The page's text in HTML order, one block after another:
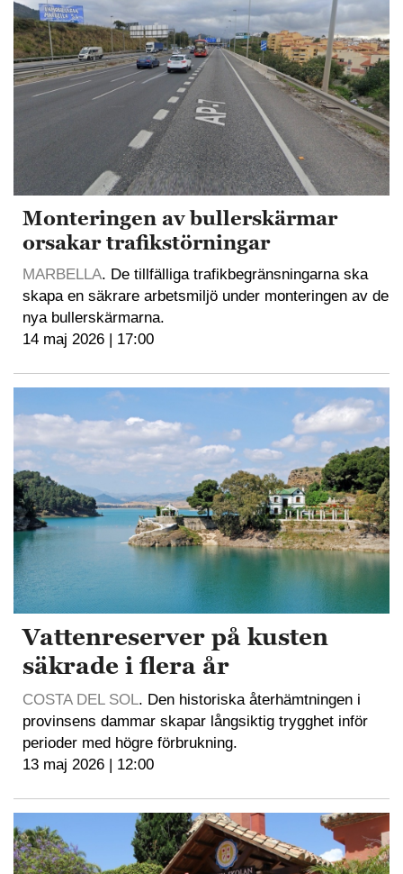
Monteringen av bullerskärmar
orsakar trafikstörningar
MARBELLA. De tillfälliga trafikbegränsningarna ska
skapa en säkrare arbetsmiljö under monteringen av de
nya bullerskärmarna.
14 maj 2026 | 17:00
Vattenreserver på kusten
säkrade i flera år
COSTA DEL SOL. Den historiska återhämtningen i
provinsens dammar skapar långsiktig trygghet inför
perioder med högre förbrukning.
13 maj 2026 | 12:00